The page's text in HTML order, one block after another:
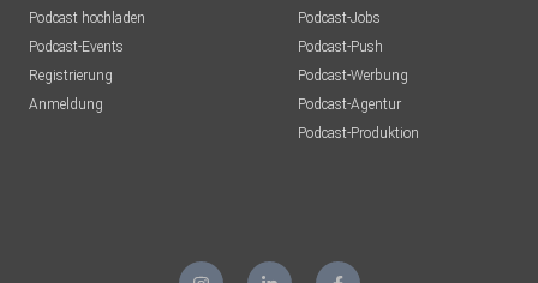
Podcast hochladen
Podcast-Events
Registrierung
Anmeldung
Podcast-Jobs
Podcast-Push
Podcast-Werbung
Podcast-Agentur
Podcast-Produktion